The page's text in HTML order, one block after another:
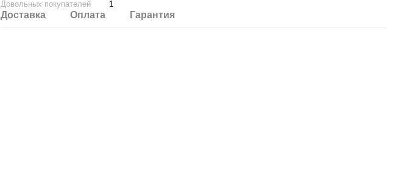
Довольных покупателей
1
Доставка Оплата Гарантия